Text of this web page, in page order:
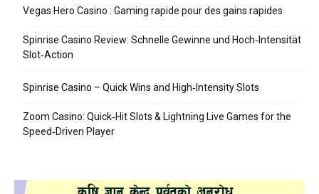
Vegas Hero Casino : Gaming rapide pour des gains rapides
Spinrise Casino Review: Schnelle Gewinne und Hoch‑Intensität
Slot‑Action
Spinrise Casino – Quick Wins and High‑Intensity Slots
Zoom Casino: Quick‑Hit Slots & Lightning Live Games for the
Speed‑Driven Player